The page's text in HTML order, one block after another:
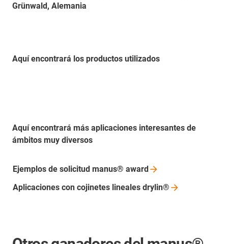
Grünwald, Alemania
Aquí encontrará los productos utilizados
Aquí encontrará más aplicaciones interesantes de
ámbitos muy diversos
Ejemplos de solicitud manus® award
Aplicaciones con cojinetes lineales drylin®